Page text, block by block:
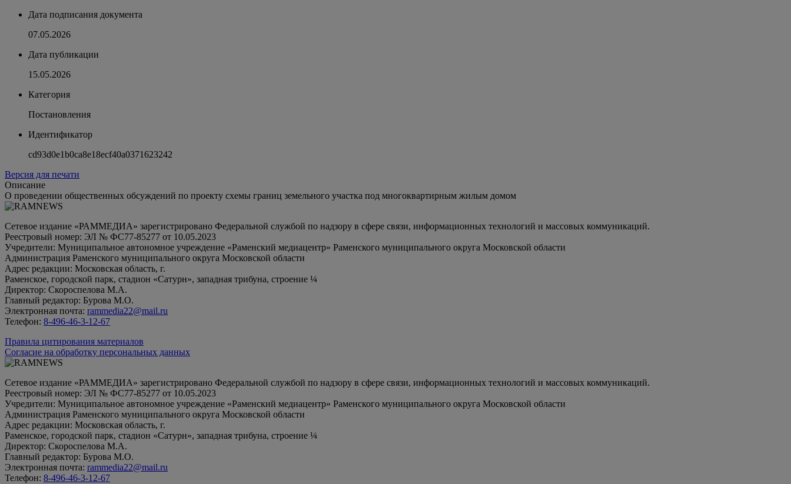
Дата подписания документа
07.05.2026
Дата публикации
15.05.2026
Категория
Постановления
Идентификатор
cd93d0e1b0ca8e18ecf40a0371623242
Версия для печати
Описание
О проведении общественных обсуждений по проекту схемы границ земельного участка под многоквартирным жилым домом
Сетевое издание «РАММЕДИА» зарегистрировано Федеральной службой по надзору в сфере связи, информационных технологий и массовых коммуникаций.
Реестровый номер: ЭЛ № ФС77-85277 от 10.05.2023
Учредители: Муниципальное автономное учреждение «Раменский медиацентр» Раменского муниципального округа Московской области
Администрация Раменского муниципального округа Московской области
Адрес редакции: Московская область, г.
Раменское, городской парк, стадион «Сатурн», западная трибуна, строение ¼
Директор: Скороспелова М.А.
Главный редактор: Бурова М.О.
Электронная почта: rammedia22@mail.ru
Телефон: 8-496-46-3-12-67
Правила цитирования материалов
Согласие на обработку персональных данных
Сетевое издание «РАММЕДИА» зарегистрировано Федеральной службой по надзору в сфере связи, информационных технологий и массовых коммуникаций.
Реестровый номер: ЭЛ № ФС77-85277 от 10.05.2023
Учредители: Муниципальное автономное учреждение «Раменский медиацентр» Раменского муниципального округа Московской области
Администрация Раменского муниципального округа Московской области
Адрес редакции: Московская область, г.
Раменское, городской парк, стадион «Сатурн», западная трибуна, строение ¼
Директор: Скороспелова М.А.
Главный редактор: Бурова М.О.
Электронная почта: rammedia22@mail.ru
Телефон: 8-496-46-3-12-67